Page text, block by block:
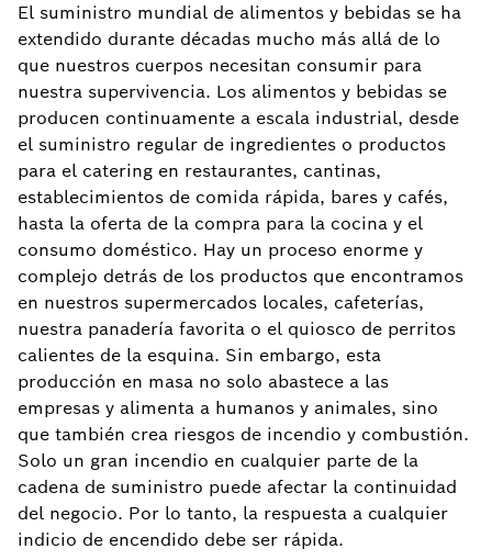
El suministro mundial de alimentos y bebidas se ha
extendido durante décadas mucho más allá de lo
que nuestros cuerpos necesitan consumir para
nuestra supervivencia. Los alimentos y bebidas se
producen continuamente a escala industrial, desde
el suministro regular de ingredientes o productos
para el catering en restaurantes, cantinas,
establecimientos de comida rápida, bares y cafés,
hasta la oferta de la compra para la cocina y el
consumo doméstico. Hay un proceso enorme y
complejo detrás de los productos que encontramos
en nuestros supermercados locales, cafeterías,
nuestra panadería favorita o el quiosco de perritos
calientes de la esquina. Sin embargo, esta
producción en masa no solo abastece a las
empresas y alimenta a humanos y animales, sino
que también crea riesgos de incendio y combustión.
Solo un gran incendio en cualquier parte de la
cadena de suministro puede afectar la continuidad
del negocio. Por lo tanto, la respuesta a cualquier
indicio de encendido debe ser rápida.